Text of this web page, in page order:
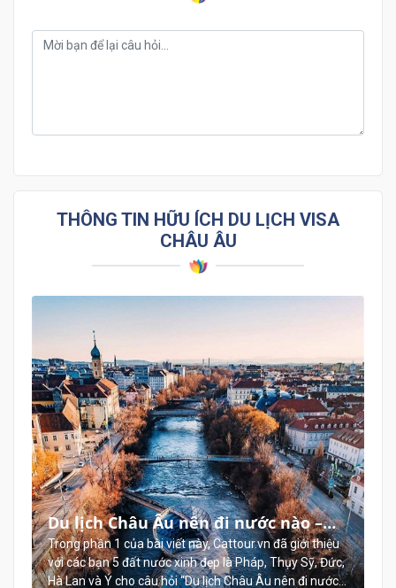
THÔNG TIN HỮU ÍCH DU LỊCH VISA
CHÂU ÂU
Du lịch Châu Âu nên đi nước nào –
Những đất nước nhất định phải đến
một lần trong đời (Phần 2)
Trong phần 1 của bài viết này, Cattour.vn đã giới thiệu
với các bạn 5 đất nước xinh đẹp là Pháp, Thụy Sỹ, Đức,
Hà Lan và Ý cho câu hỏi “Du lịch Châu Âu nên đi nước